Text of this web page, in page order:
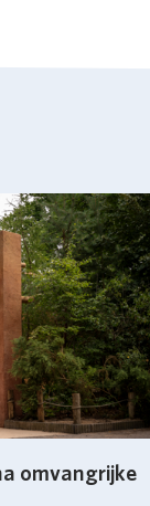
omvangrijke